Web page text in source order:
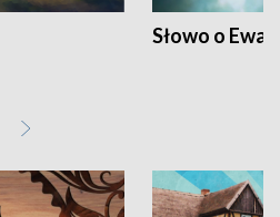
Słowo o